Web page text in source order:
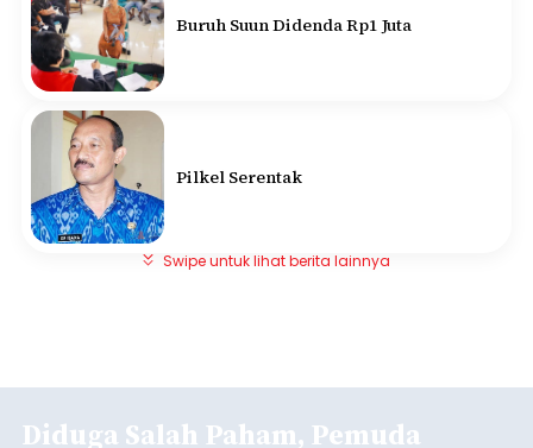
Buruh Suun Didenda Rp1 Juta
Pilkel Serentak
Swipe untuk lihat berita lainnya
Diduga Salah Paham, Pemuda